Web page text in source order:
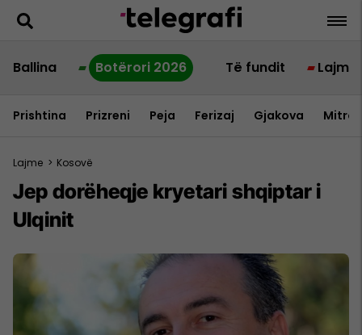
Ballina Botërori 2026 Të fundit Lajme
Prishtina Prizreni Peja Ferizaj Gjakova
Lajme > Kosovë
Jep dorëheqje kryetari shqiptar i
Ulqinit